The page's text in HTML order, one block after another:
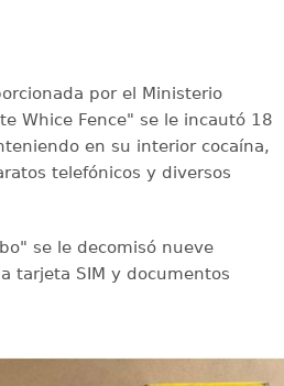
por el Ministerio
Whice Fence" se le incautó 18
en su interior cocaína,
telefónicos y diversos
se le decomisó nueve
tarjeta SIM y documentos